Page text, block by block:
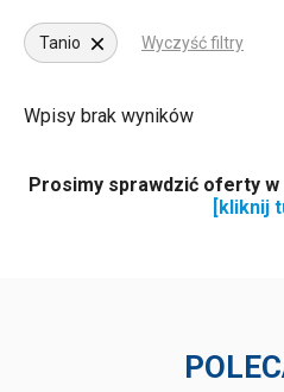
Tanio Wyczyść filtry
Wpisy brak wyników
Prosimy sprawdzić oferty
[kliknij